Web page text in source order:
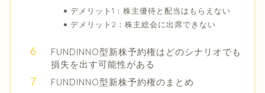
デメリット1：株主優待と配当はもらえない
デメリット2：株主総会に出席できない
FUNDINNO型新株予約権はどのシナリオでも
損失を出す可能性がある
FUNDINNO型新株予約権のまとめ